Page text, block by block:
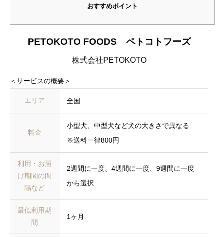
おすすめポイント
PETOKOTO FOODS ペトコトフーズ
株式会社PETOKOTO
＜サービスの概要＞
エリア 全国
料金
小型犬、中型犬など犬の大きさで異なる
※送料一律800円
利用・お届
け期間の間
隔など
2週間に一度、4週間に一度、9週間に一度
から選択
最低利用期
間
1ヶ月